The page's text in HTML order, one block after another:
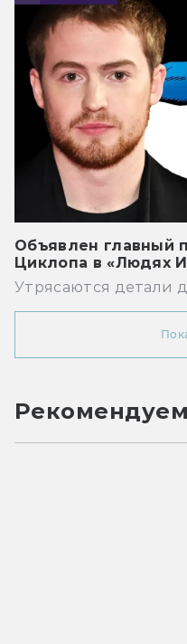
Объявлен главный
Циклопа в «Людях
Утрясаются детали
Рекомендуем